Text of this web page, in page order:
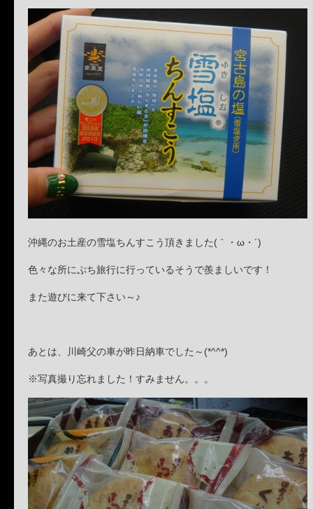
沖縄のお土産の雪塩ちんすこう頂きました(｀・ω・´)
色々な所にぷち旅行に行っているそうで羨ましいです！
また遊びに来て下さい～♪
あとは、川崎父の車が昨日納車でした～(*^^*)
※写真撮り忘れました！すみません。。。